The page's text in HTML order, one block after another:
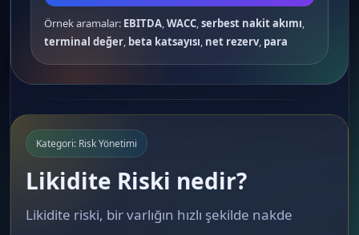
Örnek aramalar: EBITDA,WACC,serbest nakit akımı,
terminal değer, beta katsayısı, net rezerv, para
Kategori: Risk Yönetimi
Likidite Riski nedir?
Likidite riski, bir varlığın hızlı şekilde nakde